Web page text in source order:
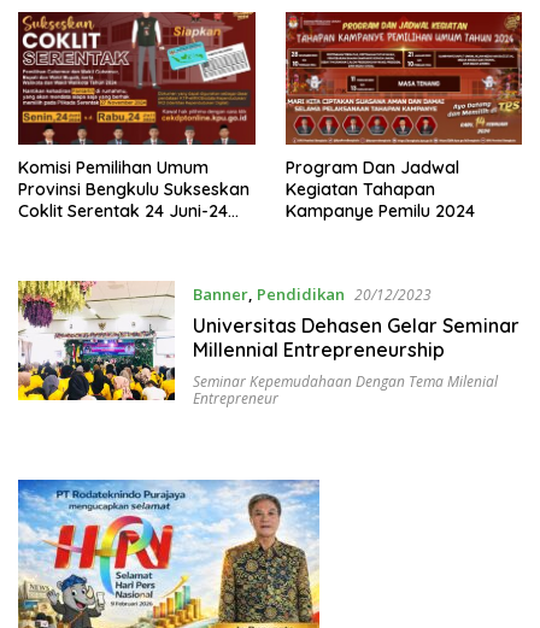
Komisi Pemilihan Umum
Provinsi Bengkulu Sukseskan
Coklit Serentak 24 Juni-24
Program Dan Jadwal
Kegiatan Tahapan
Kampanye Pemilu 2024
Banner, Pendidikan 20/12/2023
Universitas Dehasen Gelar Seminar
Millennial Entrepreneurship
Seminar Kepemudahaan Dengan Tema Milenial
Entrepreneur